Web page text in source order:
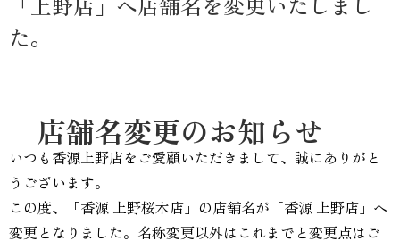
た。
店舗名変更のお知らせ
いつも香源上野店をご愛顧いただきまして、誠にありがと
うございます。
この度、「香源 上野桜木店」の店舗名が「香源 上野店」へ
変更となりました。名称変更以外はこれまでと変更点はご